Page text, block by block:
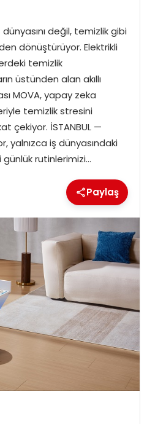
değil, temizlik gibi
dönüştürüyor. Elektrikli
temizlik
üstünden alan akıllı
MOVA, yapay zeka
temizlik stresini
çekiyor. İSTANBUL —
yalnızca iş dünyasındaki
rutinlerimizi…
Paylaş